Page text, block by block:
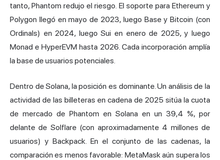
tanto, Phantom redujo el riesgo. El soporte para Ethereum y
Polygon llegó en mayo de 2023, luego Base y Bitcoin (con
Ordinals) en 2024, luego Sui en enero de 2025, y luego
Monad e HyperEVM hasta 2026. Cada incorporación amplía
la base de usuarios potenciales.
Dentro de Solana, la posición es dominante. Un análisis de la
actividad de las billeteras en cadena de 2025 sitúa la cuota
de mercado de Phantom en Solana en un 39,4 %, por
delante de Solflare (con aproximadamente 4 millones de
usuarios) y Backpack. En el conjunto de las cadenas, la
comparación es menos favorable: MetaMask aún supera los